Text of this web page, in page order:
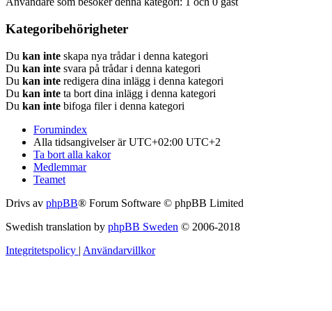
Kategoribehörigheter
Du kan inte skapa nya trådar i denna kategori
Du kan inte svara på trådar i denna kategori
Du kan inte redigera dina inlägg i denna kategori
Du kan inte ta bort dina inlägg i denna kategori
Du kan inte bifoga filer i denna kategori
Forumindex
Alla tidsangivelser är UTC+02:00 UTC+2
Ta bort alla kakor
Medlemmar
Teamet
Drivs av phpBB® Forum Software © phpBB Limited
Swedish translation by phpBB Sweden © 2006-2018
Integritetspolicy | Användarvillkor